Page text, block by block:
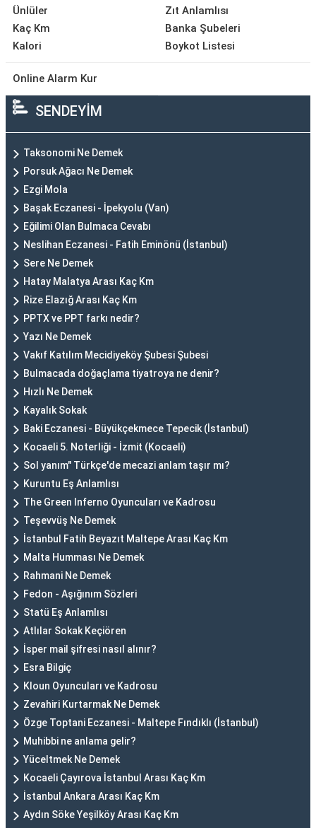
Ünlüler
Kaç Km
Kalori
Zıt Anlamlısı
Banka Şubeleri
Boykot Listesi
Online Alarm Kur
SENDEYİM
Taksonomi Ne Demek
Porsuk Ağacı Ne Demek
Ezgi Mola
Başak Eczanesi - İpekyolu (Van)
Eğilimi Olan Bulmaca Cevabı
Neslihan Eczanesi - Fatih Eminönü (İstanbul)
Sere Ne Demek
Hatay Malatya Arası Kaç Km
Rize Elazığ Arası Kaç Km
PPTX ve PPT farkı nedir?
Yazı Ne Demek
Vakıf Katılım Mecidiyeköy Şubesi Şubesi
Bulmacada doğaçlama tiyatroya ne denir?
Hızlı Ne Demek
Kayalık Sokak
Baki Eczanesi - Büyükçekmece Tepecik (İstanbul)
Kocaeli 5. Noterliği - İzmit (Kocaeli)
Sol yanım" Türkçe'de mecazi anlam taşır mı?
Kuruntu Eş Anlamlısı
The Green Inferno Oyuncuları ve Kadrosu
Teşevvüş Ne Demek
İstanbul Fatih Beyazıt Maltepe Arası Kaç Km
Malta Humması Ne Demek
Rahmani Ne Demek
Fedon - Aşığınım Sözleri
Statü Eş Anlamlısı
Atlılar Sokak Keçiören
İsper mail şifresi nasıl alınır?
Esra Bilgiç
Kloun Oyuncuları ve Kadrosu
Zevahiri Kurtarmak Ne Demek
Özge Toptani Eczanesi - Maltepe Fındıklı (İstanbul)
Muhibbi ne anlama gelir?
Yüceltmek Ne Demek
Kocaeli Çayırova İstanbul Arası Kaç Km
İstanbul Ankara Arası Kaç Km
Aydın Söke Yeşilköy Arası Kaç Km